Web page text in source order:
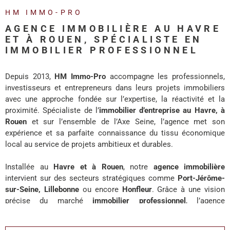
BLOG
HM IMMO-PRO
AGENCE IMMOBILIÈRE AU HAVRE
ET À ROUEN, SPÉCIALISTE EN
IMMOBILIER PROFESSIONNEL
Depuis 2013, HM Immo-Pro accompagne les professionnels,
investisseurs et entrepreneurs dans leurs projets immobiliers
avec une approche fondée sur l’expertise, la réactivité et la
proximité. Spécialiste de l’immobilier d’entreprise au Havre, à
Rouen et sur l’ensemble de l’Axe Seine, l’agence met son
expérience et sa parfaite connaissance du tissu économique
local au service de projets ambitieux et durables.
Installée au Havre et à Rouen, notre agence immobilière
intervient sur des secteurs stratégiques comme Port-Jérôme-
sur-Seine, Lillebonneou encore Honfleur. Grâce à une vision
précise du marché immobilier professionnel , l’agence